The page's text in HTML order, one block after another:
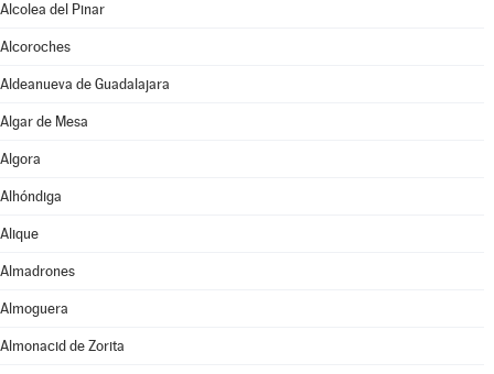
Alcolea del Pinar
Alcoroches
Aldeanueva de Guadalajara
Algar de Mesa
Algora
Alhóndiga
Alique
Almadrones
Almoguera
Almonacid de Zorita